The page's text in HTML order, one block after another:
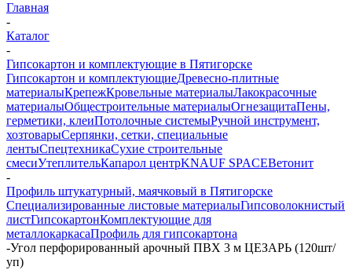
Главная
-
Каталог
-
Гипсокартон и комплектующие в Пятигорске
Гипсокартон и комплектующиеДревесно-плитные
материалыКрепежКровельные материалыЛакокрасочные
материалыОбщестроительные материалыОгнезащитаПены,
герметики, клеиПотолочные системыРучной инструмент,
хозтоварыСерпянки, сетки, специальные
лентыСпецтехникаСухие строительные
смесиУтеплительКапарол центрKNAUF SPACEВетонит
-
Профиль штукатурный, маячковый в Пятигорске
Специализированные листовые материалыГипсоволокнистый
листГипсокартонКомплектующие для
металлокаркасаПрофиль для гипсокартона
-Угол перфорированный арочный ПВХ 3 м ЦЕЗАРЬ (120шт/
уп)